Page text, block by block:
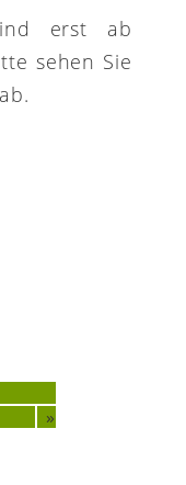
erst ab
sehen Sie
»